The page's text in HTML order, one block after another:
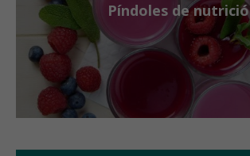
Píndoles de nutrició